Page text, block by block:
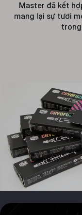
Master đã kết
mang lại sự tươi
trong